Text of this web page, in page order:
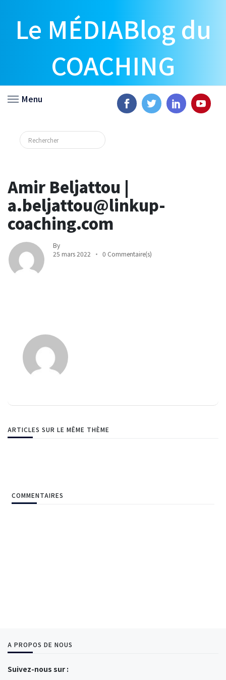
Le MÉDIABlog du
COACHING
Menu
Amir Beljattou |
a.beljattou@linkup-
coaching.com
By
25 mars 2022
0 Commentaire(s)
ARTICLES SUR LE MÊME THÈME
COMMENTAIRES
A PROPOS DE NOUS
Suivez-nous sur :